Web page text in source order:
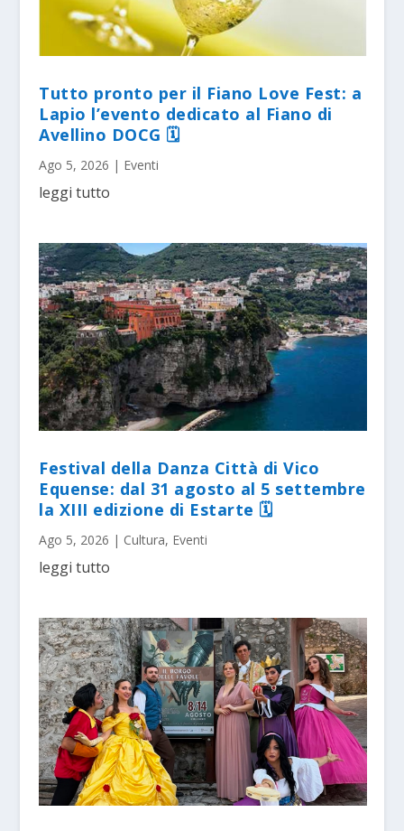
Tutto pronto per il Fiano Love Fest: a
Lapio l’evento dedicato al Fiano di
Avellino DOCG 🗓
Ago 5, 2026 | Eventi
leggi tutto
Festival della Danza Città di Vico
Equense: dal 31 agosto al 5 settembre
la XIII edizione di Estarte 🗓
Ago 5, 2026 | Cultura, Eventi
leggi tutto